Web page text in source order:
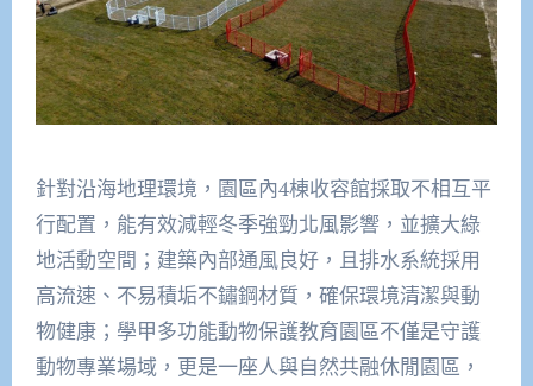
針對沿海地理環境，園區內4棟收容館採取不相互平
行配置，能有效減輕冬季強勁北風影響，並擴大綠
地活動空間；建築內部通風良好，且排水系統採用
高流速、不易積垢不鏽鋼材質，確保環境清潔與動
物健康；學甲多功能動物保護教育園區不僅是守護
動物專業場域，更是一座人與自然共融休閒園區，